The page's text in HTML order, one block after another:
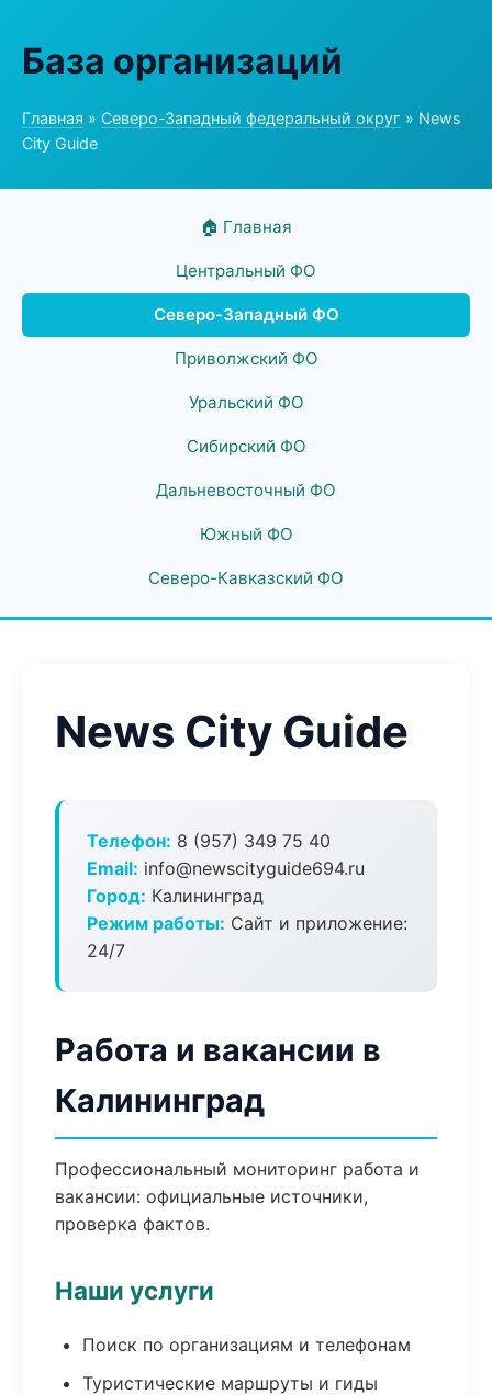
База организаций
Главная » Северо-Западный федеральный округ » News
City Guide
🏠 Главная
Центральный ФО
Северо-Западный ФО
Приволжский ФО
Уральский ФО
Сибирский ФО
Дальневосточный ФО
Южный ФО
Северо-Кавказский ФО
News City Guide
Телефон: 8 (957) 349 75 40
Email: info@newscityguide694.ru
Город: Калининград
Режим работы: Сайт и приложение:
24/7
Работа и вакансии в
Калининград
Профессиональный мониторинг работа и
вакансии: официальные источники,
проверка фактов.
Наши услуги
Поиск по организациям и телефонам
Туристические маршруты и гиды